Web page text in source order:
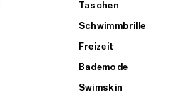
Taschen
Schwimmbrille
Freizeit
Bademode
Swimskin